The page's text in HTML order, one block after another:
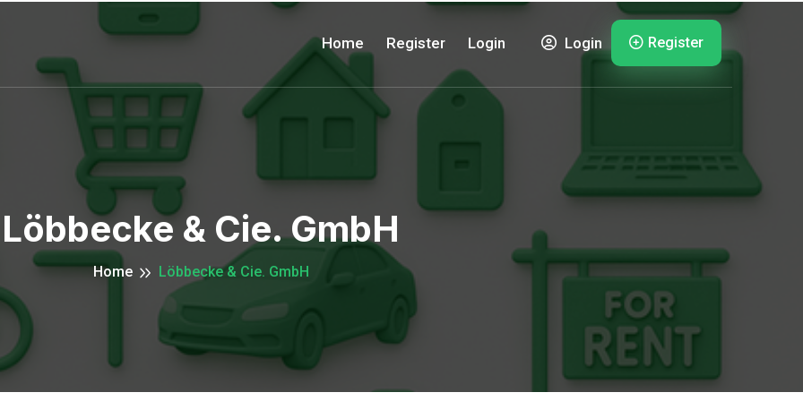
Home Register Login Login Register
Löbbecke & Cie. GmbH
Home Löbbecke & Cie. GmbH